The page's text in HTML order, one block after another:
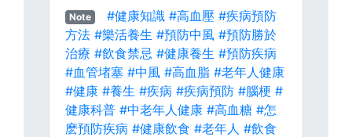
Note #健康知識 #高血壓 #疾病預防
方法 #樂活養生 #預防中風 #預防勝於
治療 #飲食禁忌 #健康養生 #預防疾病
#血管堵塞 #中風 #高血脂 #老年人健康
#健康 #養生 #疾病 #疾病預防 #腦梗 #
健康科普 #中老年人健康 #高血糖 #怎
麽預防疾病 #健康飲食 #老年人 #飲食